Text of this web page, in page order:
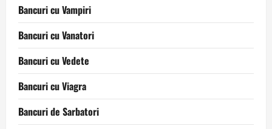
Bancuri cu Vampiri
Bancuri cu Vanatori
Bancuri cu Vedete
Bancuri cu Viagra
Bancuri de Sarbatori